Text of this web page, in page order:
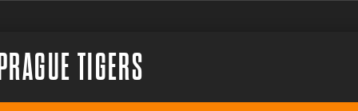
PRAGUE TIGERS